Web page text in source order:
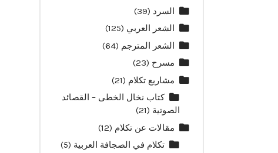
السرد (39)
الشعر العربي (125)
الشعر المترجم (64)
مسرح (23)
مشاريع تكلام (21)
كتاب نخال الخطى – القصائد
الصوتية (21)
مقالات عن تكلام (12)
تكلام في الصجافة العربية (5)